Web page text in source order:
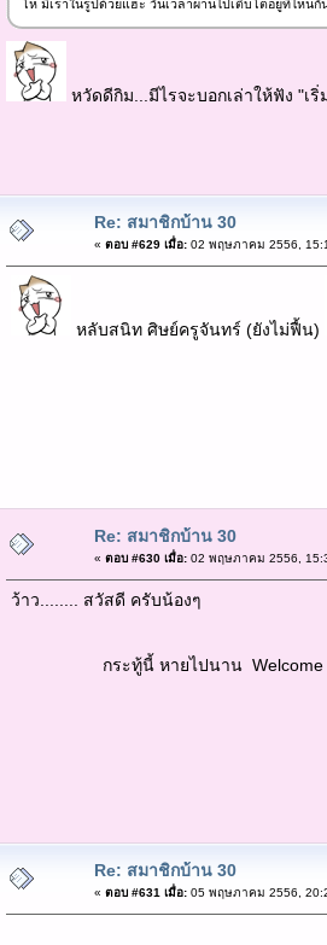
โห มีเราในรูปด้วยแฮะ วันเวลาผ่านไปเติบโตอยู่ที่ไหน
หวัดดีกิม...มีไรจะบอกเล่าให้ฟัง "เ
Re: สมาชิกบ้าน 30
« ตอบ #629 เมื่อ:02 พฤษภาคม 2556,
หลับสนิท ศิษย์ครูจันทร์ (ยังไม่ฟื้น)
Re: สมาชิกบ้าน 30
« ตอบ #630 เมื่อ:02 พฤษภาคม 2556,
ว้าว........ สวัสดี ครับน้องๆ
กระทู้นี้ หายไปนาน Welcome
Re: สมาชิกบ้าน 30
« ตอบ #631 เมื่อ:05 พฤษภาคม 2556,